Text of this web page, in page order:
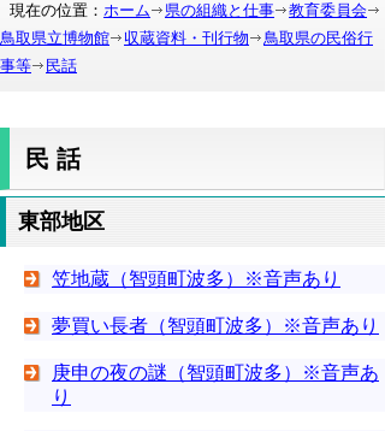
現在の位置： ホーム 県の組織と仕事
教育委員会
鳥取県立博物館
収蔵資料・刊行物
鳥取県の民俗行
事等
民話
民話
東部地区
笠地蔵（智頭町波多）※音声あり
夢買い長者（智頭町波多）※音声あり
庚申の夜の謎（智頭町波多）※音声あ
り